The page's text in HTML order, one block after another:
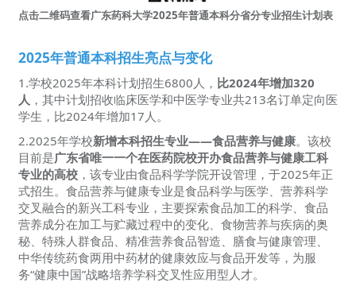
点击二维码查看广东药科大学2025年普通本科分省分专业招生计划表
2025年普通本科招生亮点与变化
1.学校2025年本科计划招生6800人， 比2024年增加320
人 ，其中计划招收临床医学和中医学专业共213名订单定向医
学生，比2024年增加17人。
2.2025年学校新增本科招生专业——食品营养与健康。该校
目前是广东省唯一一个在医药院校开办食品营养与健康工科
专业的高校，该专业由食品科学学院开设管理，于2025年正
式招生。食品营养与健康专业是食品科学与医学、营养科学
交叉融合的新兴工科专业，主要探索食品加工的科学、食品
营养成分在加工与贮藏过程中的变化、食物营养与疾病的奥
秘、特殊人群食品、精准营养食品智造、膳食与健康管理、
中华传统药食两用中药材的健康效应与食品开发等，为服
务“健康中国”战略培养学科交叉性应用型人才。